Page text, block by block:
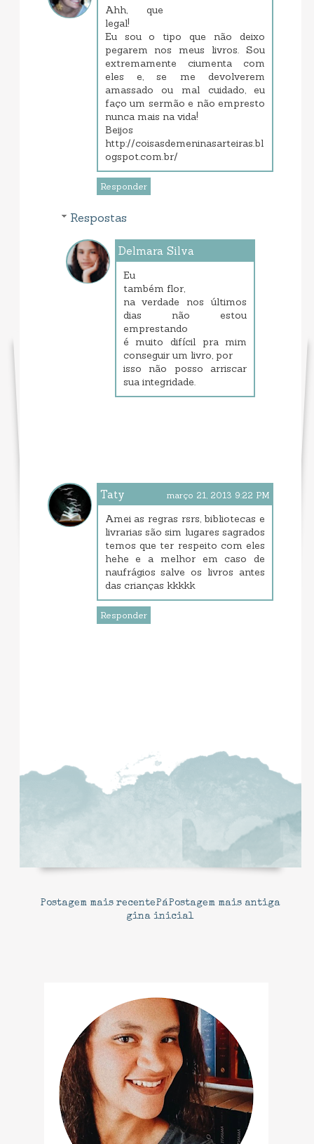
Ahh, que
legal!
Eu sou o tipo que não deixo
pegarem nos meus livros. Sou
extremamente ciumenta com
eles e, se me devolverem
amassado ou mal cuidado, eu
faço um sermão e não empresto
nunca mais na vida!
Beijos
http://coisasdemeninasarteiras.bl
ogspot.com.br/
Responder
Respostas
Delmara Silva
Eu
também flor,
na verdade nos últimos
dias não estou
emprestando
é muito difícil pra mim
conseguir um livro, por
isso não posso arriscar
sua integridade.
Taty março 21, 2013 9:22 PM
Amei as regras rsrs, bibliotecas e
livrarias são sim lugares sagrados
temos que ter respeito com eles
hehe e a melhor em caso de
naufrágios salve os livros antes
das crianças kkkkk
Responder
Postagem mais recente Postagem mais antiga
Pá
gina inicial